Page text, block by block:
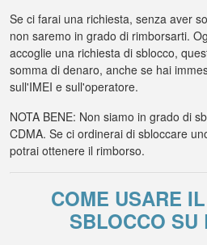
Se ci farai una richiesta, senza aver
non saremo in grado di rimborsarti.
accoglie una richiesta di sblocco,
somma di denaro, anche se hai
sull'IMEI e sull'operatore.
NOTA BENE: Non siamo in grado di
CDMA. Se ci ordinerai di sbloccare
potrai ottenere il rimborso.
COME USARE
SBLOCCO SU